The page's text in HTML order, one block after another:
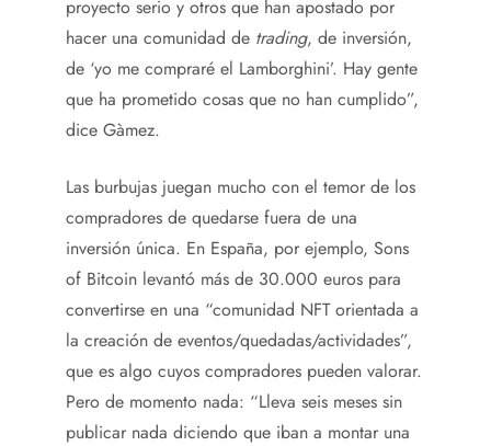
proyecto serio y otros que han apostado por
hacer una comunidad de trading, de inversión,
de ‘yo me compraré el Lamborghini’. Hay gente
que ha prometido cosas que no han cumplido”,
dice Gàmez.
Las burbujas juegan mucho con el temor de los
compradores de quedarse fuera de una
inversión única. En España, por ejemplo, Sons
of Bitcoin levantó más de 30.000 euros para
convertirse en una “comunidad NFT orientada a
la creación de eventos/quedadas/actividades”,
que es algo cuyos compradores pueden valorar.
Pero de momento nada: “Lleva seis meses sin
publicar nada diciendo que iban a montar una